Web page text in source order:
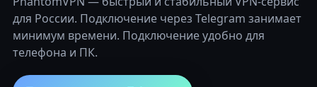
для России. Подключение через Telegram занимает
минимум времени. Подключение удобно для
телефона и ПК.